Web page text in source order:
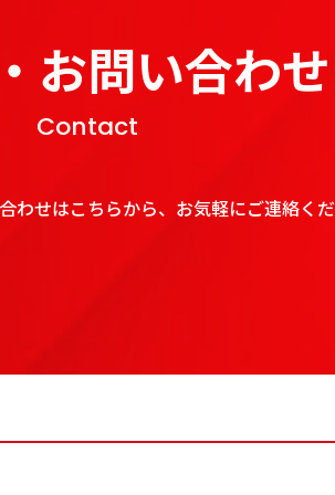
お問い合わせ
Contact
わせはこちらから、お気軽にご連絡く